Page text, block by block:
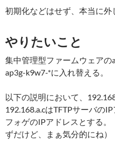
初期化などはせず、本当に外
やりたいこと
集中管理型ファームウェア
ap3g-k9w7-*に入れ替える。
以下の説明において、
192.168.a.cはTFTPサーバの
フォゲのIPアドレスとする
ずだけど、まぁ気分的にね）